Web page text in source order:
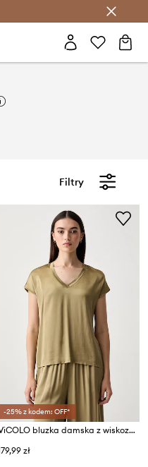
Club >
Filtry
-25% z kodem: OFF*
ViCOLO bluzka damska z wiskozy
zł